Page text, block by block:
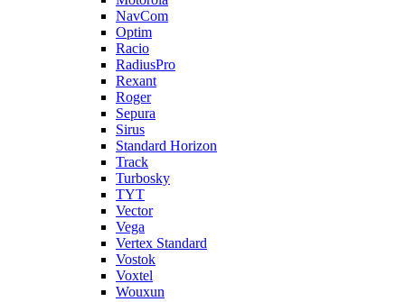
NavCom
Optim
Racio
RadiusPro
Rexant
Roger
Sepura
Sirus
Standard Horizon
Track
Turbosky
TYT
Vector
Vega
Vertex Standard
Vostok
Voxtel
Wouxun